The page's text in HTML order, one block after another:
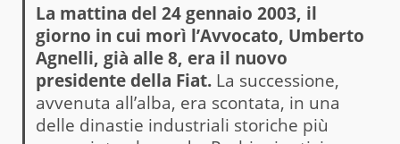
La mattina del 24 gennaio 2003, il
giorno in cui morì l’Avvocato, Umberto
Agnelli, già alle 8, era il nuovo
presidente della Fiat.La successione,
avvenuta all’alba, era scontata, in una
delle dinastie industriali storiche più